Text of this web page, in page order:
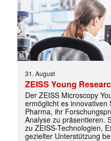
31. August
ZEISS Young
Der ZEISS Microscopy
ermöglicht es innovativen
Pharma, ihr
Analyse zu präsentieren.
zu ZEISS-Technologien,
gezielter Unterstützung